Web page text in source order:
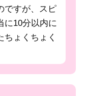
ですが、スピ
に10分以内に
ょくちょく